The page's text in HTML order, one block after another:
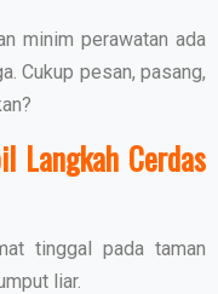
minim perawatan ada
Cukup pesan, pasang,
Langkah Cerdas
tinggal pada taman
liar.